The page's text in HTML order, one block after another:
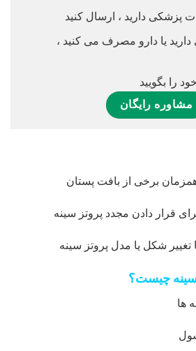
پزشکی دارید ، ارسال کنید
دارید یا دارو مصرف می کنید ،
را بگویید
مشاوره رایگان
برخی از بافت پستان
قرار دادن مجدد پروتز سینه
شکل یا مدل پروتز سینه
سینه چیست؟
ها